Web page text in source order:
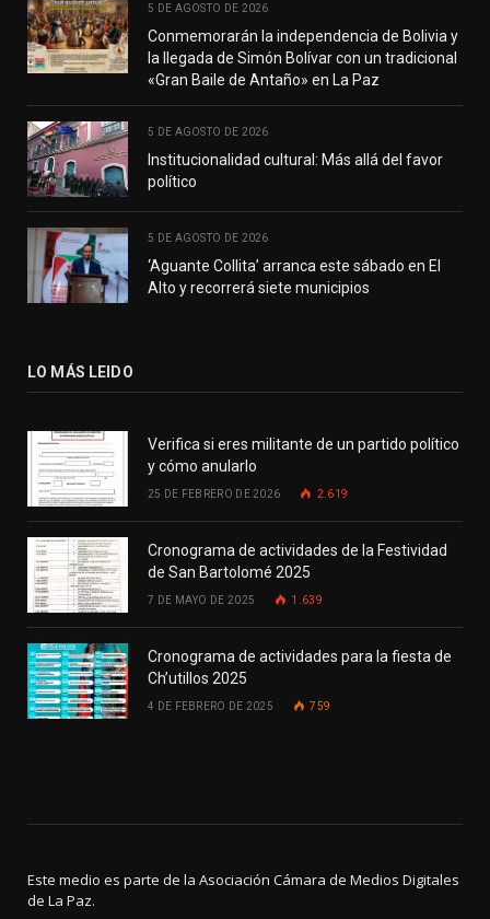
5 DE AGOSTO DE 2026
Conmemorarán la independencia de Bolivia y
la llegada de Simón Bolívar con un tradicional
«Gran Baile de Antaño» en La Paz
5 DE AGOSTO DE 2026
Institucionalidad cultural: Más allá del favor
político
5 DE AGOSTO DE 2026
‘Aguante Collita’ arranca este sábado en El
Alto y recorrerá siete municipios
LO MÁS LEIDO
Verifica si eres militante de un partido político
y cómo anularlo
25 DE FEBRERO DE 2026 2.619
Cronograma de actividades de la Festividad
de San Bartolomé 2025
7 DE MAYO DE 2025 1.639
Cronograma de actividades para la fiesta de
Ch’utillos 2025
4 DE FEBRERO DE 2025 759
Este medio es parte de la Asociación Cámara de Medios Digitales
de La Paz.